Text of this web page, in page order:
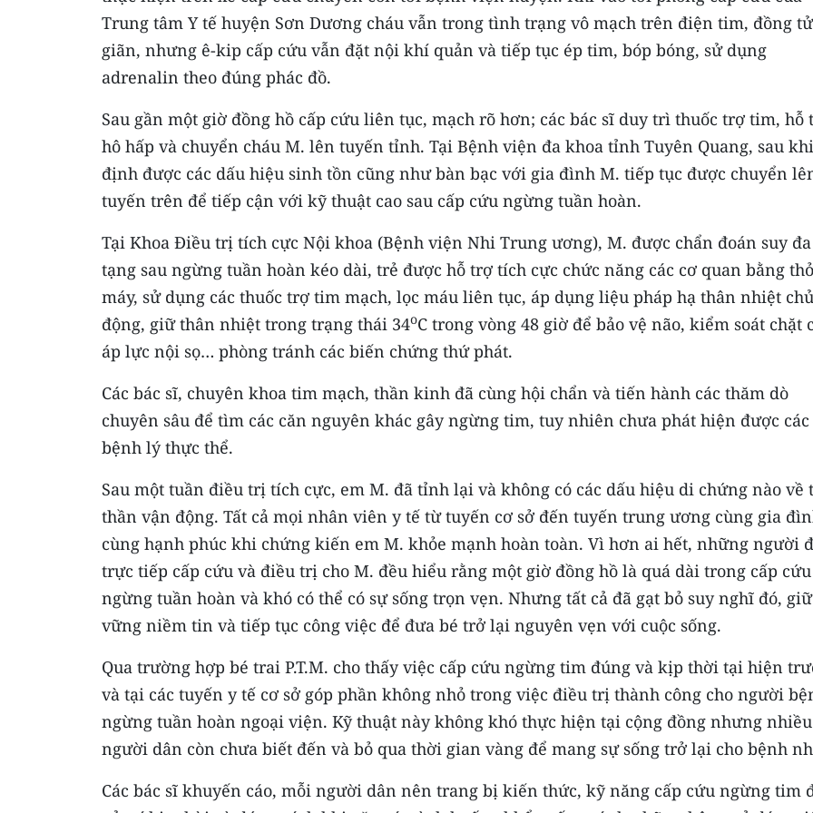
Trung tâm Y tế huyện Sơn Dương cháu vẫn trong tình trạng vô mạch trên điện tim, đồng tử
giãn, nhưng ê-kip cấp cứu vẫn đặt nội khí quản và tiếp tục ép tim, bóp bóng, sử dụng
adrenalin theo đúng phác đồ.
Sau gần một giờ đồng hồ cấp cứu liên tục, mạch rõ hơn; các bác sĩ duy trì thuốc trợ tim, hỗ
hô hấp và chuyển cháu M. lên tuyến tỉnh. Tại Bệnh viện đa khoa tỉnh Tuyên Quang, sau
định được các dấu hiệu sinh tồn cũng như bàn bạc với gia đình M. tiếp tục được chuyển
tuyến trên để tiếp cận với kỹ thuật cao sau cấp cứu ngừng tuần hoàn.
Tại Khoa Điều trị tích cực Nội khoa (Bệnh viện Nhi Trung ương), M. được chẩn đoán suy đa
tạng sau ngừng tuần hoàn kéo dài, trẻ được hỗ trợ tích cực chức năng các cơ quan bằng
máy, sử dụng các thuốc trợ tim mạch, lọc máu liên tục, áp dụng liệu pháp hạ thân nhiệt chủ
động, giữ thân nhiệt trong trạng thái 34oC trong vòng 48 giờ để bảo vệ não, kiểm soát chặt
áp lực nội sọ… phòng tránh các biến chứng thứ phát.
Các bác sĩ, chuyên khoa tim mạch, thần kinh đã cùng hội chẩn và tiến hành các thăm dò
chuyên sâu để tìm các căn nguyên khác gây ngừng tim, tuy nhiên chưa phát hiện được các
bệnh lý thực thể.
Sau một tuần điều trị tích cực, em M. đã tỉnh lại và không có các dấu hiệu di chứng nào về
thần vận động. Tất cả mọi nhân viên y tế từ tuyến cơ sở đến tuyến trung ương cùng gia
cùng hạnh phúc khi chứng kiến em M. khỏe mạnh hoàn toàn. Vì hơn ai hết, những người
trực tiếp cấp cứu và điều trị cho M. đều hiểu rằng một giờ đồng hồ là quá dài trong cấp cứu
ngừng tuần hoàn và khó có thể có sự sống trọn vẹn. Nhưng tất cả đã gạt bỏ suy nghĩ đó, giữ
vững niềm tin và tiếp tục công việc để đưa bé trở lại nguyên vẹn với cuộc sống.
Qua trường hợp bé trai P.T.M. cho thấy việc cấp cứu ngừng tim đúng và kịp thời tại hiện
và tại các tuyến y tế cơ sở góp phần không nhỏ trong việc điều trị thành công cho người
ngừng tuần hoàn ngoại viện. Kỹ thuật này không khó thực hiện tại cộng đồng nhưng nhiều
người dân còn chưa biết đến và bỏ qua thời gian vàng để mang sự sống trở lại cho bệnh
Các bác sĩ khuyến cáo, mỗi người dân nên trang bị kiến thức, kỹ năng cấp cứu ngừng tim